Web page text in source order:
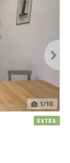
1/10
EXTRA